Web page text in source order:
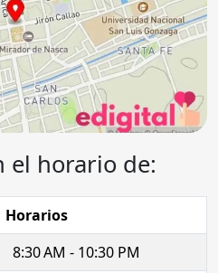
el horario de:
Horarios
8:30 AM - 10:30 PM